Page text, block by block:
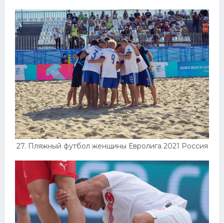
27. Пляжный футбол женщины Евролига 2021 Россия